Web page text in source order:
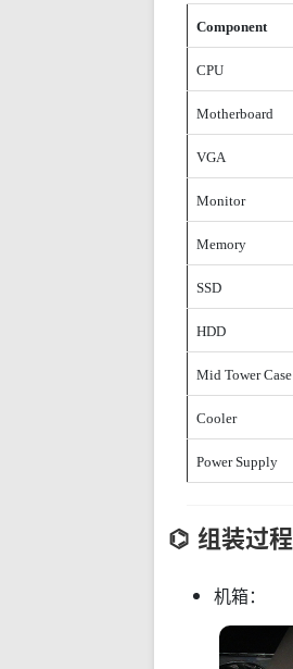
Component
CPU
Motherboard
VGA
Monitor
Memory
SSD
HDD
Mid Tower Case
Cooler
Power Supply
组装过程
机箱：